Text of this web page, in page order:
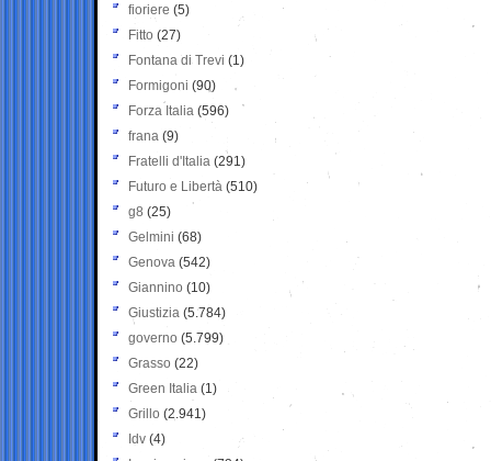
fioriere (5)
Fitto (27)
Fontana di Trevi (1)
Formigoni (90)
Forza Italia (596)
frana (9)
Fratelli d'Italia (291)
Futuro e Libertà (510)
g8 (25)
Gelmini (68)
Genova (542)
Giannino (10)
Giustizia (5.784)
governo (5.799)
Grasso (22)
Green Italia (1)
Grillo (2.941)
Idv (4)